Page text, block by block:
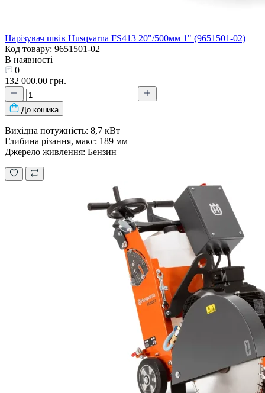
Нарізувач швів Husqvarna FS413 20"/500мм 1" (9651501-02)
Код товару: 9651501-02
В наявності
0
132 000.00 грн.
До кошика
Вихідна потужність: 8,7 кВт
Глибина різання, макс: 189 мм
Джерело живлення: Бензин